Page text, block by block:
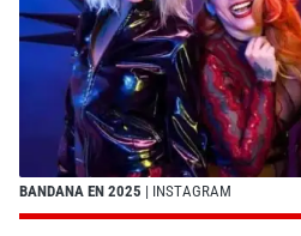
BANDANA EN 2025 | INSTAGRAM